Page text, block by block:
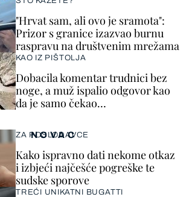
"Hrvat sam, ali ovo je sramota":
Prizor s granice izazvao burnu
raspravu na društvenim mrežama
KAO IZ PIŠTOLJA
Dobacila komentar trudnici bez
noge, a muž ispalio odgovor kao
da je samo čekao…
NOVAC
ZA POSLODAVCE
Kako ispravno dati nekome otkaz
i izbjeći najčešće pogreške te
sudske sporove
TREĆI UNIKATNI BUGATTI